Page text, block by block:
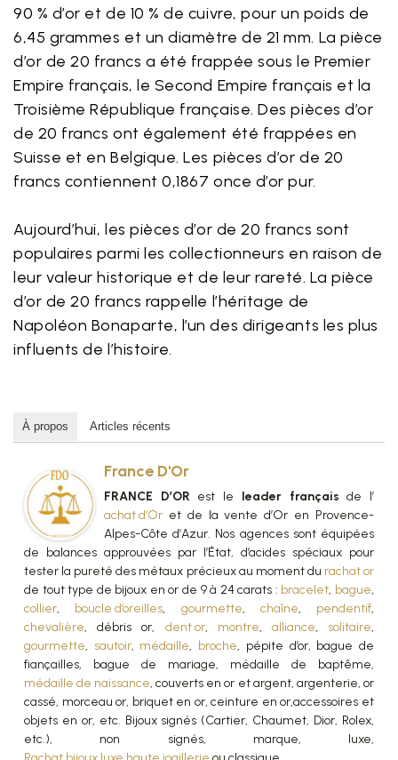
90 % d’or et de 10 % de cuivre, pour un poids de
6,45 grammes et un diamètre de 21 mm. La pièce
d’or de 20 francs a été frappée sous le Premier
Empire français, le Second Empire français et la
Troisième République française. Des pièces d’or
de 20 francs ont également été frappées en
Suisse et en Belgique. Les pièces d’or de 20
francs contiennent 0,1867 once d’or pur.
Aujourd’hui, les pièces d’or de 20 francs sont
populaires parmi les collectionneurs en raison de
leur valeur historique et de leur rareté. La pièce
d’or de 20 francs rappelle l’héritage de
Napoléon Bonaparte, l’un des dirigeants les plus
influents de l’histoire.
À propos Articles récents
France D'Or
FRANCE D’OR est le leader français de l’
achat d’Or et de la vente d’Or en Provence-
Alpes-Côte d’Azur. Nos agences sont équipées
de balances approuvées par l’État, d’acides spéciaux pour
tester la pureté des métaux précieux au moment du rachat or
de tout type de bijoux en or de 9 à 24 carats : bracelet, bague,
collier, boucle d’oreilles, gourmette, chaîne, pendentif,
chevalière, débris or, dent or, montre, alliance, solitaire,
gourmette, sautoir, médaille, broche, pépite d’or, bague de
fiançailles, bague de mariage, médaille de baptême,
médaille de naissance, couverts en or et argent, argenterie, or
cassé, morceau or, briquet en or, ceinture en or,accessoires et
objets en or, etc. Bijoux signés (Cartier, Chaumet, Dior, Rolex,
etc.), non signés, marque, luxe,